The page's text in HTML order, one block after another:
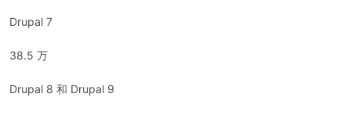
Drupal 7
38.5 万
Drupal 8 和 Drupal 9